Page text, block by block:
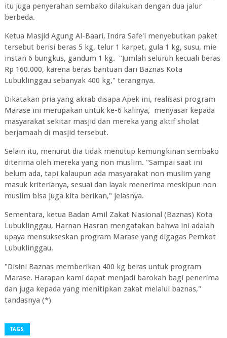
itu juga penyerahan sembako dilakukan dengan dua jalur
berbeda.
Ketua Masjid Agung Al-Baari, Indra Safe'i menyebutkan paket
tersebut berisi beras 5 kg, telur 1 karpet, gula 1 kg, susu, mie
instan 6 bungkus, gandum 1 kg. "Jumlah seluruh kecuali beras
Rp 160.000, karena beras bantuan dari Baznas Kota
Lubuklinggau sebanyak 400 kg," terangnya.
Dikatakan pria yang akrab disapa Apek ini, realisasi program
Marase ini merupakan untuk ke-6 kalinya, menyasar kepada
masyarakat sekitar masjid dan mereka yang aktif sholat
berjamaah di masjid tersebut.
Selain itu, menurut dia tidak menutup kemungkinan sembako
diterima oleh mereka yang non muslim. "Sampai saat ini
belum ada, tapi kalaupun ada masyarakat non muslim yang
masuk kriterianya, sesuai dan layak menerima meskipun non
muslim bisa juga kita berikan," jelasnya.
Sementara, ketua Badan Amil Zakat Nasional (Baznas) Kota
Lubuklinggau, Harnan Hasran mengatakan bahwa ini adalah
upaya mensukseskan program Marase yang digagas Pemkot
Lubuklinggau.
"Disini Baznas memberikan 400 kg beras untuk program
Marase. Harapan kami dapat menjadi barokah bagi penerima
dan juga kepada yang menitipkan zakat melalui baznas,"
tandasnya (*)
TAGS: